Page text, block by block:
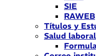
SIE
RAWEB
Títulos y
Salud laboral